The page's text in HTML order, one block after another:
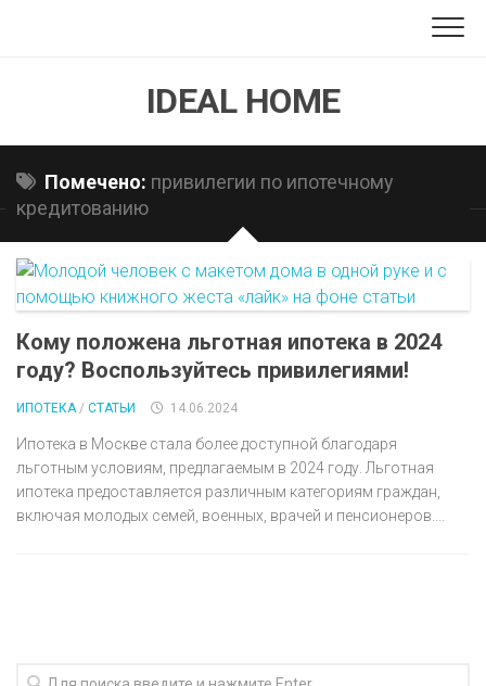
IDEAL HOME
Помечено: привилегии по ипотечному
кредитованию
Кому положена льготная ипотека в 2024
году? Воспользуйтесь привилегиями!
ИПОТЕКА/ СТАТЬИ 14.06.2024
Ипотека в Москве стала более доступной благодаря
льготным условиям, предлагаемым в 2024 году. Льготная
ипотека предоставляется различным категориям граждан,
включая молодых семей, военных, врачей и пенсионеров....